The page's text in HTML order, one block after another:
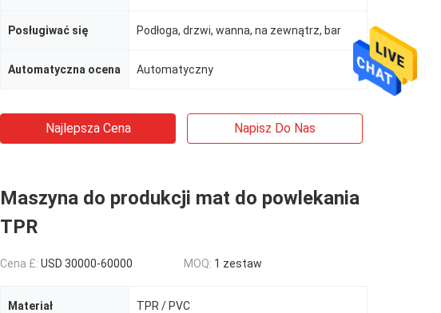
Posługiwać się Podłoga, drzwi, wanna, na zewnątrz, bar
Automatyczna ocena Automatyczny
Najlepsza Cena Napisz Do Nas
Maszyna do produkcji mat do powlekania
TPR
Cena £: USD 30000-60000 MOQ: 1 zestaw
Materiał TPR / PVC